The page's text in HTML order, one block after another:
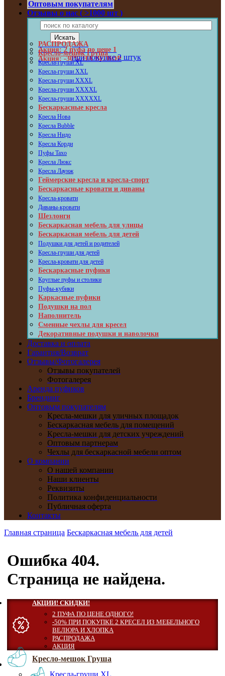
Оптовым покупателям
Отзывы о нас ( >1000 шт )
Акция: 2 пуфа по цене 1
Акция: -30% НА ВЕЛЮР
при покупке 2 штук
РАСПРОДАЖА
Кресло-мешок Груша
Кресла-груши XL
Кресла-груши XXL
Кресла-груши XXXL
Кресла-груши XXXXL
Кресла-груши XXXXXL
Бескаркасные кресла
Кресла Нова
Кресла Bubble
Кресла Нидо
Кресла Корди
Пуфы Taxo
Кресла Люкс
Кресла Лаунж
Геймерские кресла и кресла-спорт
Бескаркасные кровати и диваны
Кресла-кровати
Диваны-кровати
Шезлонги
Бескаркасная мебель для улицы
Бескаркасная мебель для детей
Подушки для детей и родителей
Кресла-груши для детей
Кресла-кровати для детей
Бескаркасные пуфики
Круглые пуфы и столики
Пуфы-кубики
Каркасные пуфики
Подушки на пол
Наполнитель
Сменные чехлы для кресел
Декоративные подушки и наволочки
Доставка и оплата
Гарантия/Возврат
Отзывы/Фотогалерея
Отзывы покупателей
Фотогалерея
Аренда пуфиков
Брендинг
Оптовым покупателям
Кресла-мешки для уличных площадок
Бескаркасная мебель для помещений
Кресла-мешки для детских учреждений
Оптовым партнерам
Чехлы для бескаркасной мебели оптом
О компании
О нашей компании
Наши клиенты
Реквизиты
Политика конфиденциальности
Публичная оферта
Контакты
Главная страница Бескаркасная мебель для детей
Ошибка 404.
Страница не найдена.
АКЦИИ! СКИДКИ!
2 ПУФА ПО ЦЕНЕ ОДНОГО!
-50% ПРИ ПОКУПКЕ 2 КРЕСЕЛ ИЗ МЕБЕЛЬНОГО
ВЕЛЮРА И ХЛОПКА
РАСПРОДАЖА
АКЦИЯ
Кресло-мешок Груша